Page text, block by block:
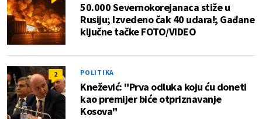
50.000 Severnokorejanaca stiže u
Rusiju; Izvedeno čak 40 udara!; Gađane
ključne tačke FOTO/VIDEO
2 POLITIKA
Knežević: "Prva odluka koju ću doneti
kao premijer biće otpriznavanje
Kosova"